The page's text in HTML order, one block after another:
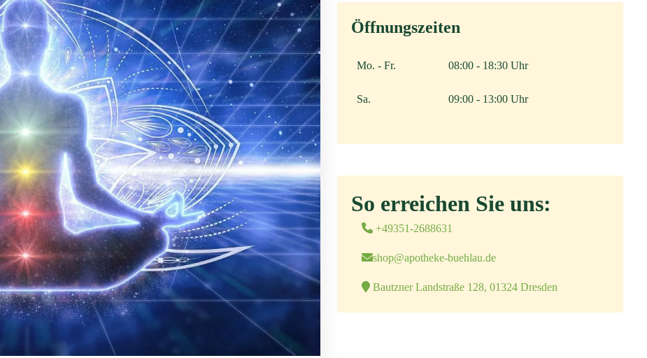
Öffnungszeiten
Mo. - Fr. 08:00 - 18:30 Uhr
Sa. 09:00 - 13:00 Uhr
So erreichen Sie uns:
+49351-2688631
shop@apotheke-buehlau.de
Bautzner Landstraße 128, 01324 Dresden